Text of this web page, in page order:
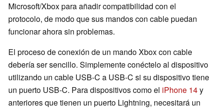
Microsoft/Xbox para añadir compatibilidad con el
protocolo, de modo que sus mandos con cable puedan
funcionar ahora sin problemas.
El proceso de conexión de un mando Xbox con cable
debería ser sencillo. Simplemente conéctelo al dispositivo
utilizando un cable USB-C a USB-C si su dispositivo tiene
un puerto USB-C. Para dispositivos como el iPhone 14y
anteriores que tienen un puerto Lightning, necesitará un